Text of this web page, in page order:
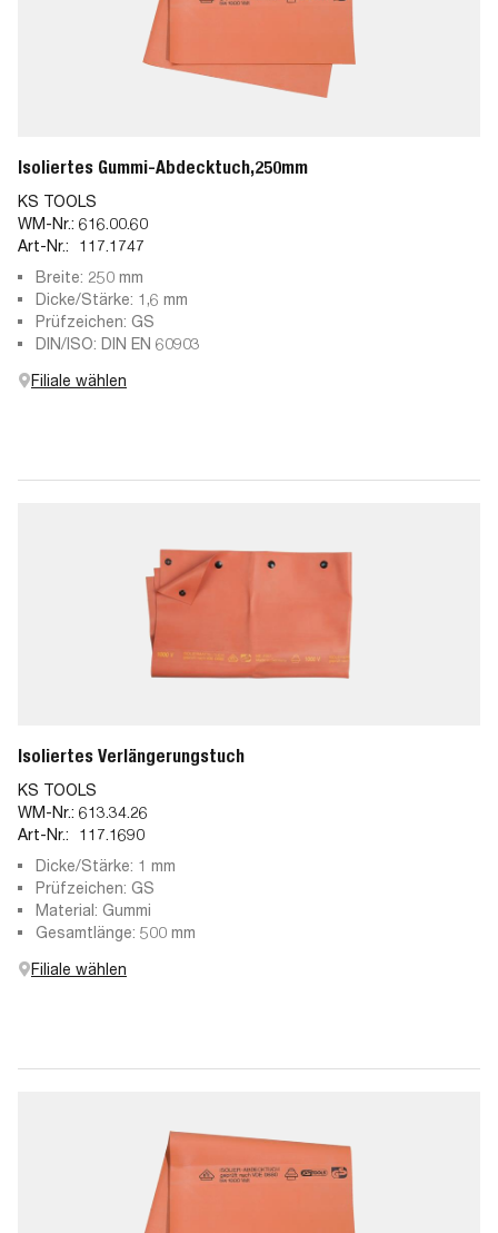
Isoliertes Gummi-Abdecktuch,250mm
KS TOOLS
WM-Nr.: 616.00.60
Art-Nr.:
117.1747
Breite: 250 mm
Dicke/Stärke: 1,6 mm
Prüfzeichen: GS
DIN/ISO: DIN EN 60903
Filiale wählen
Isoliertes Verlängerungstuch
KS TOOLS
WM-Nr.: 613.34.26
Art-Nr.:
117.1690
Dicke/Stärke: 1 mm
Prüfzeichen: GS
Material: Gummi
Gesamtlänge: 500 mm
Filiale wählen